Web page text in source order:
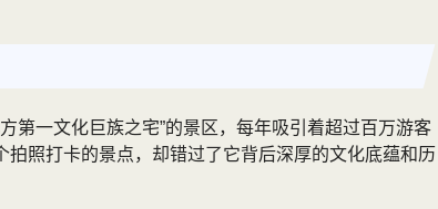
第一文化巨族之宅”的景区，每年吸引着超过百万游客
照打卡的景点，却错过了它背后深厚的文化底蕴和历